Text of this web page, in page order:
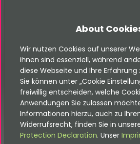
Bitte beachte, dass sich
dieser Erweiterung
ältere Version eingesetzt
diese abweichen. Die
Dokumentation befindet
Dokumentation-Verzeichnis
Erweiterung.
UPS Versand
About
Wir nutzen Cookies auf unserer
ihnen sind essenziell, während
diese Webseite und Ihre Erfahrung
Sie können unter „Cookie
freiwillig entscheiden, welche
Anwendungen Sie zulassen
Informationen hierzu, auch zu
Widerrufsrecht, finden Sie in
Protection Declaration. Unser